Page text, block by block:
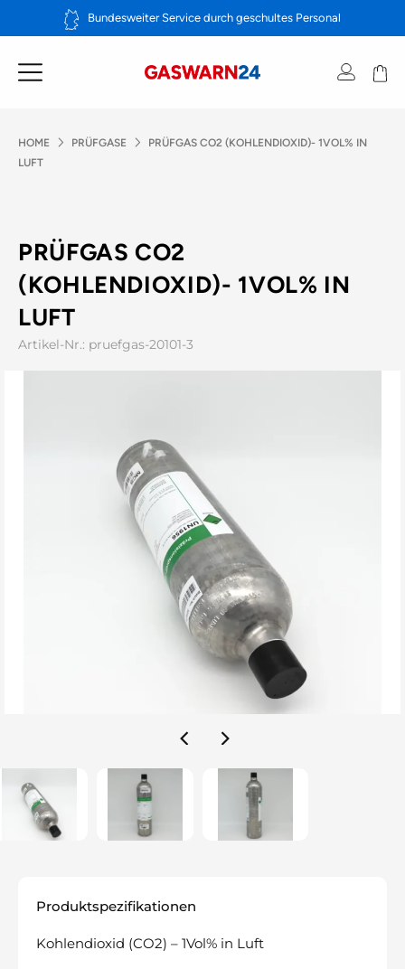
Inhalt
Bundesweiter Service durch geschultes Personal
HOME PRÜFGASE
PRÜFGAS CO2 (KOHLENDIOXID)- 1VOL% IN
LUFT
PRÜFGAS CO2
(KOHLENDIOXID)- 1VOL% IN
LUFT
Artikel-Nr.: pruefgas-20101-3
Produktspezifikationen
Kohlendioxid (CO2) – 1Vol% in Luft